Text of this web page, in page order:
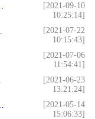
[2021-09-10
10:25:14]
[2021-07-22
10:15:43]
[2021-07-06
11:54:41]
[2021-06-23
13:21:24]
[2021-05-14
15:06:33]